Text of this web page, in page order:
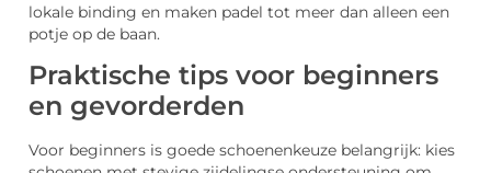
lokale binding en maken padel tot meer dan alleen een
potje op de baan.
Praktische tips voor beginners
en gevorderden
Voor beginners is goede schoenenkeuze belangrijk: kies